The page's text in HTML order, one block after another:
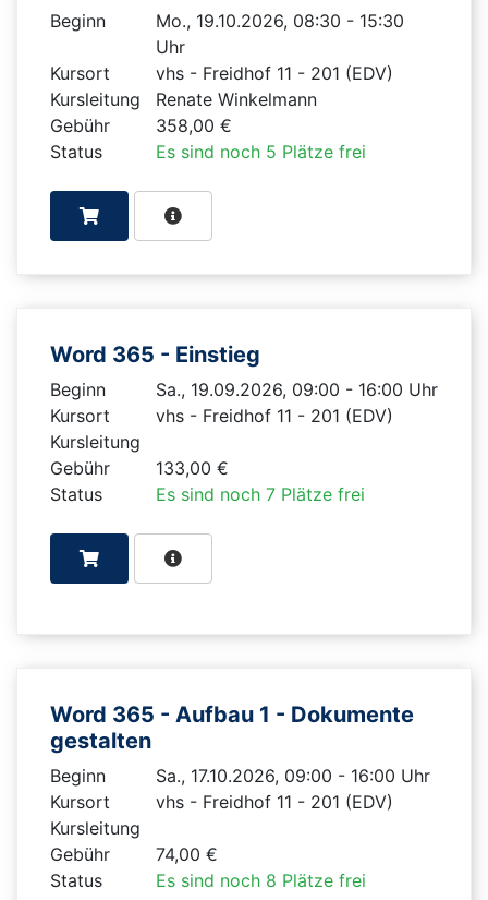
Beginn
Mo., 19.10.2026, 08:30 - 15:30
Uhr
Kursort
vhs - Freidhof 11 - 201 (EDV)
Kursleitung
Renate Winkelmann
Gebühr
358,00 €
Status
Es sind noch 5 Plätze frei
Word 365 - Einstieg
Beginn
Sa., 19.09.2026, 09:00 - 16:00 Uhr
Kursort
vhs - Freidhof 11 - 201 (EDV)
Kursleitung
Gebühr
133,00 €
Status
Es sind noch 7 Plätze frei
Word 365 - Aufbau 1 - Dokumente
gestalten
Beginn
Sa., 17.10.2026, 09:00 - 16:00 Uhr
Kursort
vhs - Freidhof 11 - 201 (EDV)
Kursleitung
Gebühr
74,00 €
Status
Es sind noch 8 Plätze frei